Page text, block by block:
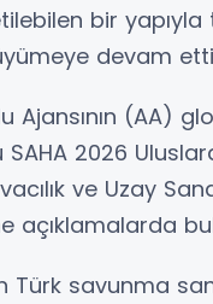
bir yapıyla
devam
Ajansının (AA)
2026
ve Uzay
açıklamalarda
Türk savunma